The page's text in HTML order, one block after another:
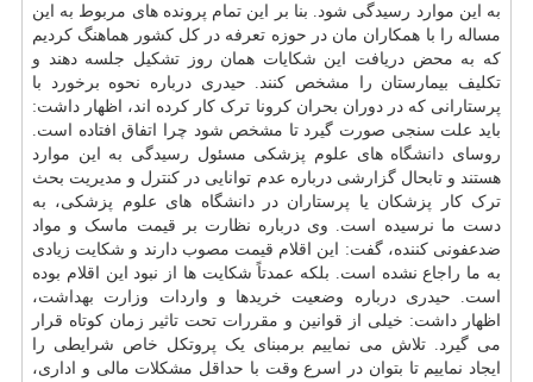
به این موارد رسیدگی شود. بنا بر این تمام پرونده های مربوط به این
مساله را با همکاران مان در حوزه تعرفه در کل کشور هماهنگ کردیم
که به محض دریافت این شکایات همان روز تشکیل جلسه دهند و
تکلیف بیمارستان را مشخص کنند. حیدری درباره نحوه برخورد با
پرستارانی که در دوران بحران کرونا ترک کار کرده اند، اظهار داشت:
باید علت سنجی صورت گیرد تا مشخص شود چرا اتفاق افتاده است.
روسای دانشگاه های علوم پزشکی مسئول رسیدگی به این موارد
هستند و تابحال گزارشی درباره عدم توانایی در کنترل و مدیریت بحث
ترک کار پزشکان یا پرستاران در دانشگاه های علوم پزشکی، به
دست ما نرسیده است. وی درباره نظارت بر قیمت ماسک و مواد
ضدعفونی کننده، گفت: این اقلام قیمت مصوب دارند و شکایت زیادی
به ما راجاع نشده است. بلکه عمدتاً شکایت ها از نبود این اقلام بوده
است. حیدری درباره وضعیت خریدها و واردات وزارت بهداشت،
اظهار داشت: خیلی از قوانین و مقررات تحت تاثیر زمان کوتاه قرار
می گیرد. تلاش می نماییم برمبنای یک پروتکل خاص شرایطی را
ایجاد نماییم تا بتوان در اسرع وقت با حداقل مشکلات مالی و اداری،